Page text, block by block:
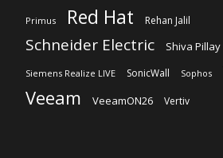
Primus Red Hat Rehan Jalil
Schneider Electric Shiva Pillay
Siemens Realize LIVE SonicWall Sophos
Veeam VeeamON26 Vertiv